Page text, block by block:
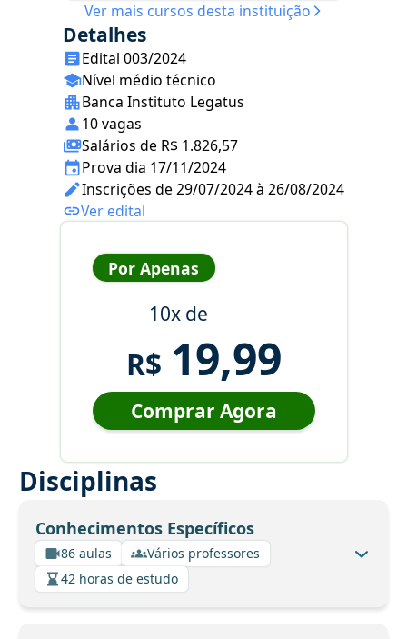
Ver mais cursos desta instituição
Detalhes
Edital 003/2024
Nível médio técnico
Banca Instituto Legatus
10 vagas
Salários de R$ 1.826,57
Prova dia 17/11/2024
Inscrições de 29/07/2024 à 26/08/2024
Ver edital
Por Apenas
10x de
R$ 19,99
Comprar Agora
Disciplinas
Conhecimentos Específicos
86 aulas
Vários professores
42 horas de estudo